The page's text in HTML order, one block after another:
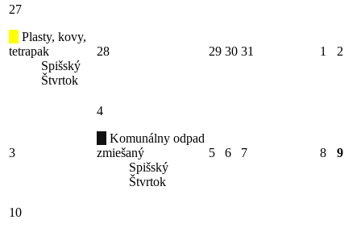
27
Plasty, kovy,
tetrapak
Spišský
Štvrtok
28 29 30 31 1 2
3
4
Komunálny odpad
zmiešaný
Spišský
Štvrtok
5 6 7 8 9
10